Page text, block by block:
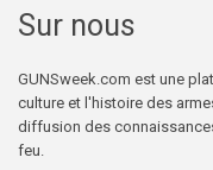
Sur nous
GUNSweek.com est une
culture et l'histoire des
diffusion des
feu.